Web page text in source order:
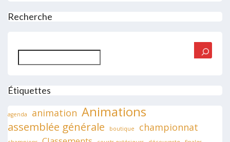
Recherche
Étiquettes
agenda animation Animations
assemblée générale boutique championnat